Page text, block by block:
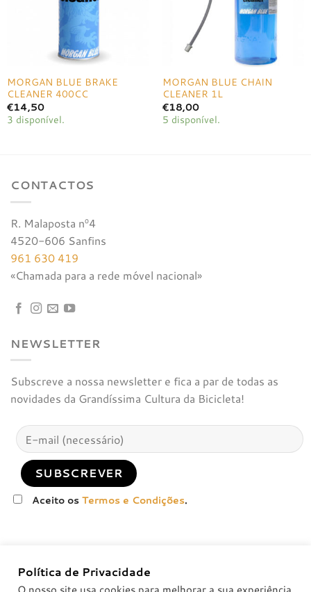
MORGAN BLUE BRAKE
CLEANER 400CC
€14,50
3 disponível.
MORGAN BLUE CHAIN
CLEANER 1L
€18,00
5 disponível.
CONTACTOS
R. Malaposta nº4
4520-606 Sanfins
961 630 419
«Chamada para a rede móvel nacional»
NEWSLETTER
Subscreve a nossa newsletter e fica a par de todas as
novidades da Grandíssima Cultura da Bicicleta!
Aceito osTermos e Condições.
Política de Privacidade